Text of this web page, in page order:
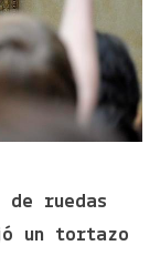
ruedas
un tortazo